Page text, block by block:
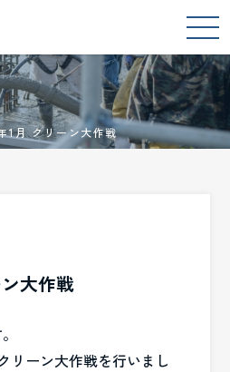
1月 クリーン大作戦
大作戦
リーン大作戦を行いまし